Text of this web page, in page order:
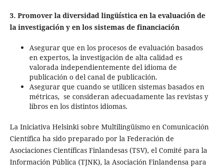
3. Promover la diversidad lingüística en la evaluación de
la investigación y en los sistemas de financiación
Asegurar que en los procesos de evaluación basados
en expertos, la investigación de alta calidad es
valorada independientemente del idioma de
publicación o del canal de publicación.
Asegurar que cuando se utilicen sistemas basados en
métricas, se consideran adecuadamente las revistas y
libros en los distintos idiomas.
La Iniciativa Helsinki sobre Multilingüismo en Comunicación
Científica ha sido preparado por la Federación de
Asociaciones Científicas Finlandesas (TSV), el Comité para la
Información Pública (TJNK), la Asociación Finlandensa para